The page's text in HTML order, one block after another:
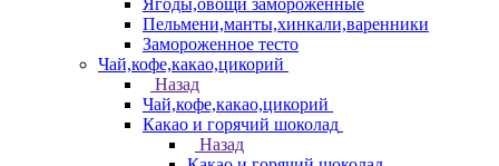
Ягоды,овощи замороженные
Пельмени,манты,хинкали,варенники
Замороженное тесто
Чай,кофе,какао,цикорий
Назад
Чай,кофе,какао,цикорий
Какао и горячий шоколад
Назад